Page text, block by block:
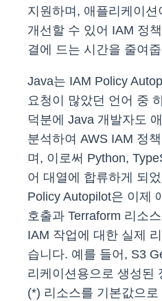
지원하며, 애플리케이
개선할 수 있어 IAM 정
결에 드는 시간을 줄여
Java는 IAM Policy
요청이 많았던 언어 중
덕분에 Java 개발자도
분석하여 AWS IAM 정
며, 이로써 Python,
어 대열에 합류하게 되
Policy Autopilot은 이제
호출과 Terraform 리소
IAM 작업에 대한 실제
습니다. 예를 들어, S3
리케이션용으로 생성된
(*) 리소스를 기본값으